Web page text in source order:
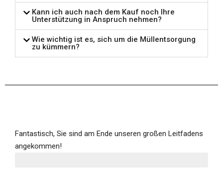
Kann ich auch nach dem Kauf noch Ihre
Unterstützung in Anspruch nehmen?
Wie wichtig ist es, sich um die Müllentsorgung
zu kümmern?
Fantastisch, Sie sind am Ende unseren großen Leitfadens
angekommen!